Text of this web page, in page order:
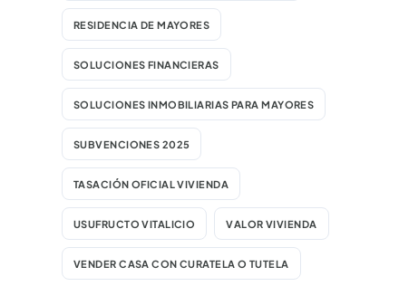
RESIDENCIA DE MAYORES
SOLUCIONES FINANCIERAS
SOLUCIONES INMOBILIARIAS PARA MAYORES
SUBVENCIONES 2025
TASACIÓN OFICIAL VIVIENDA
USUFRUCTO VITALICIO VALOR VIVIENDA
VENDER CASA CON CURATELA O TUTELA